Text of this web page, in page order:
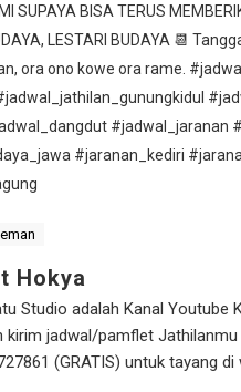
SUPAYA BISA TERUS
LESTARI BUDAYA 📆
ora ono kowe ora rame.
#jadwal_jaranan
#jaranan_kediri
Hokya
Studio adalah Kanal Youtube
kirim jadwal/pamflet
(GRATIS) untuk tayang di